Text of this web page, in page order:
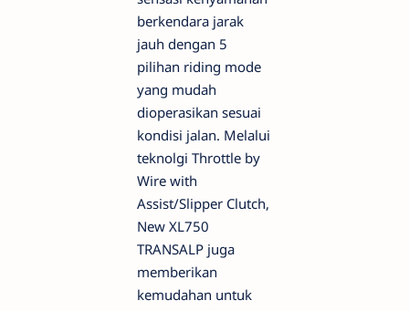
berkendara jarak
jauh dengan 5
pilihan riding mode
yang mudah
dioperasikan sesuai
kondisi jalan. Melalui
teknolgi Throttle by
Wire with
Assist/Slipper Clutch,
New XL750
TRANSALP juga
memberikan
kemudahan untuk